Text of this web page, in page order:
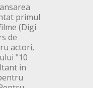
primul
(Digi
de
actori,
"10
in